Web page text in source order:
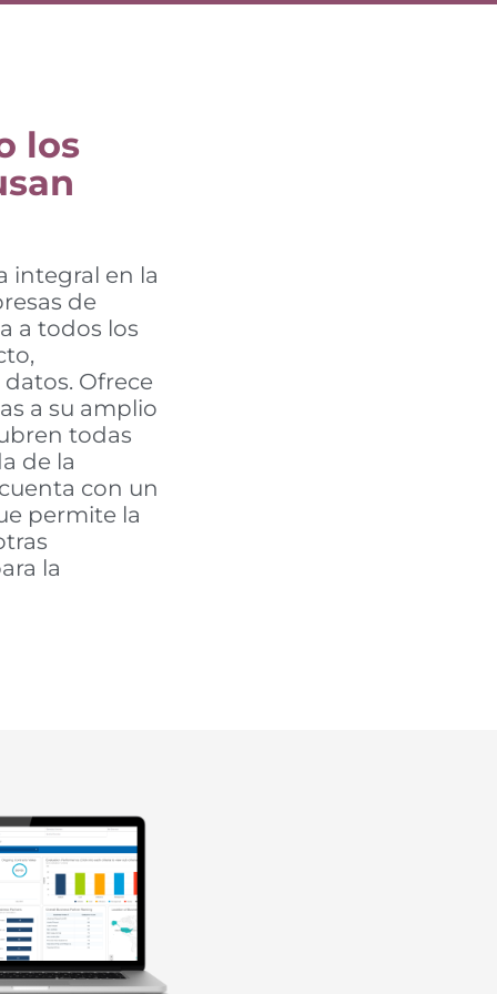
los
integral en la
de
a todos los
Ofrece
a su amplio
todas
de la
con un
permite la
la